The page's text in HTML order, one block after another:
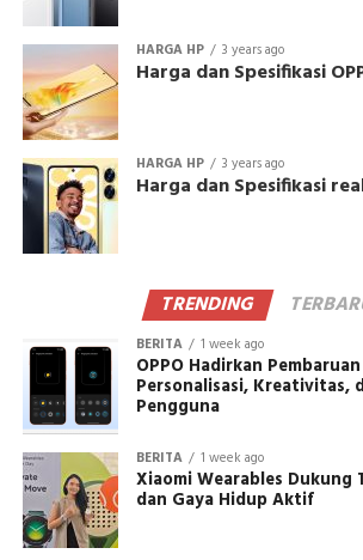
HARGA HP 3 years ago
Harga dan Spesifikasi
HARGA HP 3 years ago
Harga dan Spesifikasi
TRENDING
BERITA 1 week ago
OPPO Hadirkan
Personalisasi, Kreativitas,
Pengguna
BERITA 1 week ago
Xiaomi Wearables Dukung
dan Gaya Hidup Aktif